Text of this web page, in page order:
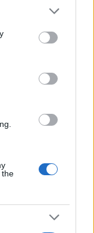
or more Google
You may click to
party tags to
in below Google
the
statale 125 a
auto coinvolte: